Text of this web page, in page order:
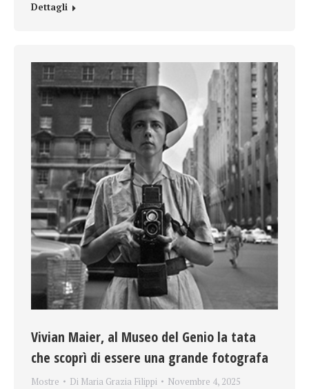
Dettagli
Vivian Maier, al Museo del Genio la tata
che scoprì di essere una grande fotografa
Mostre Di Maria Grazia Filippi Novembre 4, 2025